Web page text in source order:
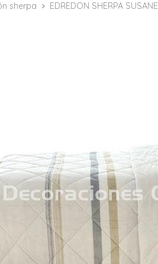
sherpa EDREDON SHERPA SUSANE